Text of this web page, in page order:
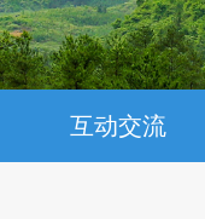
互动交流